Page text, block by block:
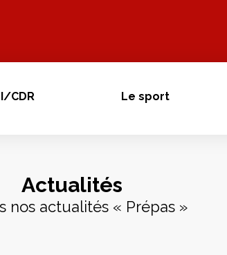
CDR Le sport
Actualités
nos actualités « Prépas »